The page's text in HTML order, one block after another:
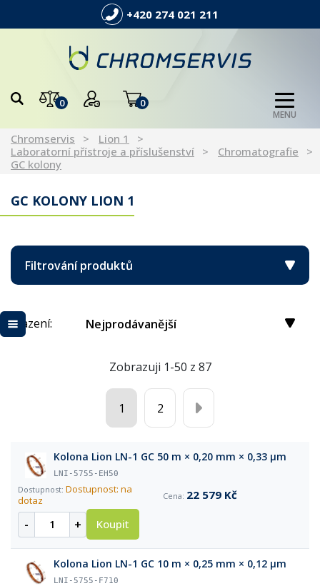
+420 274 021 211
0 0
MENU
Chromservis
Lion 1
Laboratorní přístroje a příslušenství
Chromatografie
GC kolony
GC KOLONY LION 1
Filtrování produktů
Řazení: Nejprodávanější
Zobrazuji 1-50 z 87
1 2
Kolona Lion LN-1 GC 50 m × 0,20 mm × 0,33 µm
LNI-5755-EH50
Dostupnost: na
dotaz
22 579 Kč
- + Koupit
Kolona Lion LN-1 GC 10 m × 0,25 mm × 0,12 µm
LNI-5755-F710